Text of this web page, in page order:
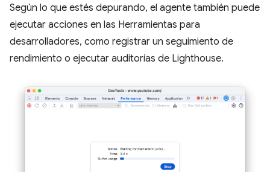
Según lo que estés depurando, el agente también puede
ejecutar acciones en las Herramientas para
desarrolladores, como registrar un seguimiento de
rendimiento o ejecutar auditorías de Lighthouse.